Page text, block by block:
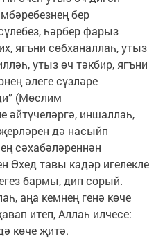
бер
һәрбер фарыз
ягъни сөбханаллаһ, утыз
утыз өч тәкбир, ягъни
әлеге сүзләре
(Мөслим
әйтүчеләргә, иншаллаһ,
дә насыйп
сәхабәләреннән
Өхед тавы кадәр игелекле
бармы, дип сорый.
аңа кемнең генә көче
итеп, Аллаһ илчесе:
көче җитә.